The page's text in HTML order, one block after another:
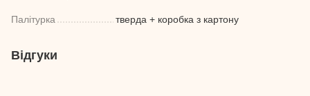
Палітурка тверда + коробка з картону
Відгуки